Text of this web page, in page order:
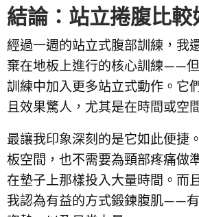
結論：站立捲腹比較
經過一週的站立式腹部訓練，我
棄在地板上進行的核心訓練——
訓練中加入更多站立式動作。它
且效果驚人，尤其是在時間或空
最讓我印象深刻的是它如此便捷
板空間，也不需要為頸部疼痛做
在墊子上那樣投入大量時間。而
我認為有益的方式鍛鍊腹肌——